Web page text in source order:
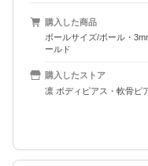
購入した商品
ボールサイズ/ボール・
ールド
購入したストア
凛 ボディピアス・軟骨ピ